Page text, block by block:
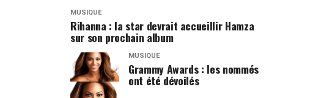
MUSIQUE
Rihanna : la star devrait accueillir Hamza
sur son prochain album
MUSIQUE
Grammy Awards : les nommés
ont été dévoilés